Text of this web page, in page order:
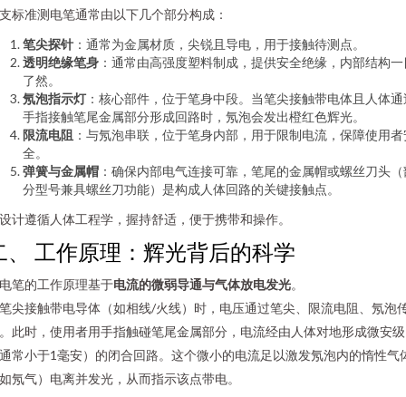
标准测电笔通常由以下几个部分构成：
笔尖探针 ：通常为金属材质，尖锐且导电，用于接触待测点。
透明绝缘笔身 ：通常由高强度塑料制成，提供安全绝缘，内部结构一
了然。
氖泡指示灯：核心部件，位于笔身中段。当笔尖接触带电体且人体通
手指接触笔尾金属部分形成回路时，氖泡会发出橙红色辉光。
限流电阻 ：与氖泡串联，位于笔身内部，用于限制电流，保障使用者
全。
弹簧与金属帽 ：确保内部电气连接可靠，笔尾的金属帽或螺丝刀头（
分型号兼具螺丝刀功能）是构成人体回路的关键接触点。
计遵循人体工程学，握持舒适，便于携带和操作。
、 工作原理：辉光背后的科学
笔的工作原理基于电流的微弱导通与气体放电发光。
尖接触带电导体（如相线/火线）时，电压通过笔尖、限流电阻、氖泡
此时，使用者用手指触碰笔尾金属部分，电流经由人体对地形成微安级
常小于1毫安）的闭合回路。这个微小的电流足以激发氖泡内的惰性气
氖气）电离并发光，从而指示该点带电。